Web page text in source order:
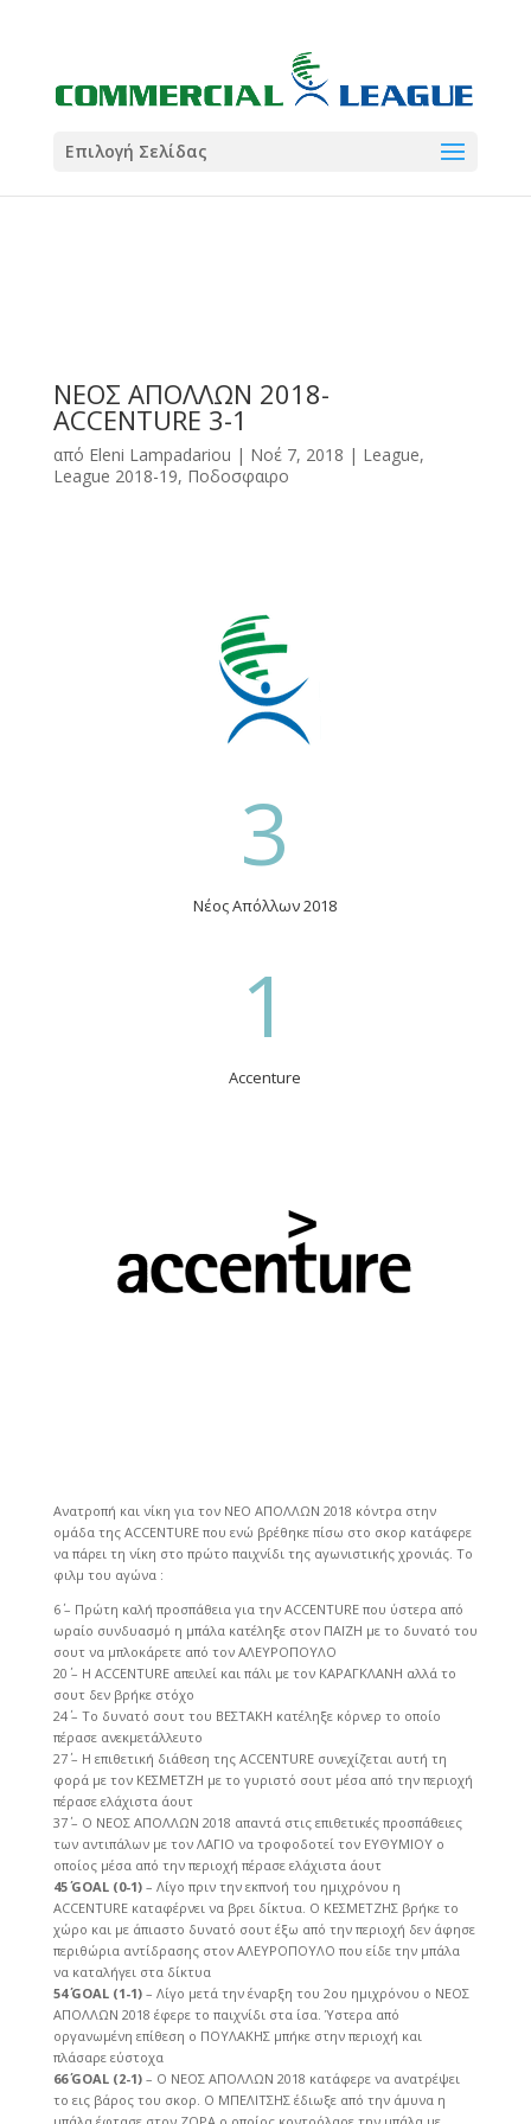
Coral
Σωματείο ΣΟΛ
Coral
5
Επιλογή Σελίδας
ΝΕΟΣ ΑΠΟΛΛΩΝ 2018-
ACCENTURE 3-1
από Eleni Lampadariou | Νοέ 7, 2018 | League,
League 2018-19, Ποδοσφαιρο
3
Νέος Απόλλων 2018
1
Accenture
Ανατροπή και νίκη για τον ΝΕΟ ΑΠΟΛΛΩΝ 2018 κόντρα στην
ομάδα της ACCENTURE που ενώ βρέθηκε πίσω στο σκορ κατάφερε
να πάρει τη νίκη στο πρώτο παιχνίδι της αγωνιστικής χρονιάς. Το
φιλμ του αγώνα :
6΄ – Πρώτη καλή προσπάθεια για την ACCENTURE που ύστερα από
ωραίο συνδυασμό η μπάλα κατέληξε στον ΠΑΪΖΗ με το δυνατό του
σουτ να μπλοκάρετε από τον ΑΛΕΥΡΟΠΟΥΛΟ
20΄ – Η ACCENTURE απειλεί και πάλι με τον ΚΑΡΑΓΚΛΑΝΗ αλλά το
σουτ δεν βρήκε στόχο
24΄ – Το δυνατό σουτ του ΒΕΣΤΑΚΗ κατέληξε κόρνερ το οποίο
πέρασε ανεκμετάλλευτο
27΄ – Η επιθετική διάθεση της ACCENTURE συνεχίζεται αυτή τη
φορά με τον ΚΕΣΜΕΤΖΗ με το γυριστό σουτ μέσα από την περιοχή
πέρασε ελάχιστα άουτ
37΄ – Ο ΝΕΟΣ ΑΠΟΛΛΩΝ 2018 απαντά στις επιθετικές προσπάθειες
των αντιπάλων με τον ΛΑΓΙΟ να τροφοδοτεί τον ΕΥΘΥΜΙΟΥ ο
οποίος μέσα από την περιοχή πέρασε ελάχιστα άουτ
45΄ GOAL (0-1)– Λίγο πριν την εκπνοή του ημιχρόνου η
ACCEΝTURE καταφέρνει να βρει δίκτυα. Ο ΚΕΣΜΕΤΖΗΣ βρήκε το
χώρο και με άπιαστο δυνατό σουτ έξω από την περιοχή δεν άφησε
περιθώρια αντίδρασης στον ΑΛΕΥΡΟΠΟΥΛΟ που είδε την μπάλα
να καταλήγει στα δίκτυα
54΄ GOAL (1-1)– Λίγο μετά την έναρξη του 2ου ημιχρόνου ο ΝΕΟΣ
ΑΠΟΛΛΩΝ 2018 έφερε το παιχνίδι στα ίσα. Ύστερα από
οργανωμένη επίθεση ο ΠΟΥΛΑΚΗΣ μπήκε στην περιοχή και
πλάσαρε εύστοχα
66΄ GOAL (2-1)– Ο ΝΕΟΣ ΑΠΟΛΛΩΝ 2018 κατάφερε να ανατρέψει
το εις βάρος του σκορ. Ο ΜΠΕΛΙΤΣΗΣ έδιωξε από την άμυνα η